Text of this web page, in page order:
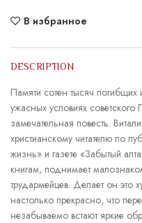
В избранное
DESCRIPTION
Памяти сотен тысяч
ужасных условиях
замечательная повесть.
христианскому читателю по
жизнь» и газете «Забытый
книгам, поднимает
трудармейцев. Делает он это
настолько прекрасно, что
незабываемо встают яркие